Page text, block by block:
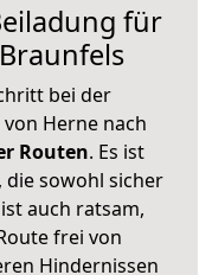
für
bei der
Herne nach
Routen. Es ist
die sowohl sicher
auch ratsam,
frei von
Hindernissen